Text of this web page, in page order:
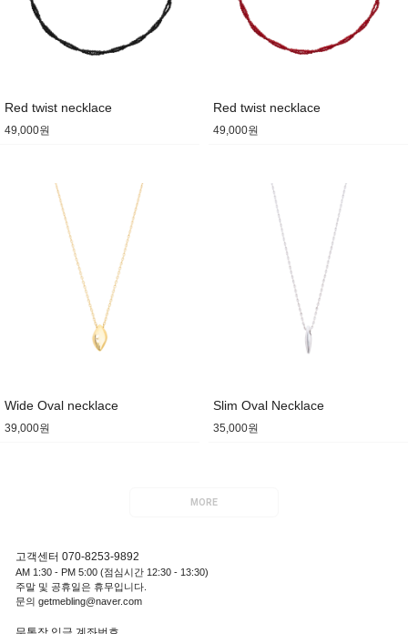
Red twist necklace
49,000원
Red twist necklace
49,000원
Wide Oval necklace
39,000원
Slim Oval Necklace
35,000원
MORE
고객센터 070-8253-9892
AM 1:30 - PM 5:00 (점심시간 12:30 - 13:30)
주말 및 공휴일은 휴무입니다.
문의 getmebling@naver.com